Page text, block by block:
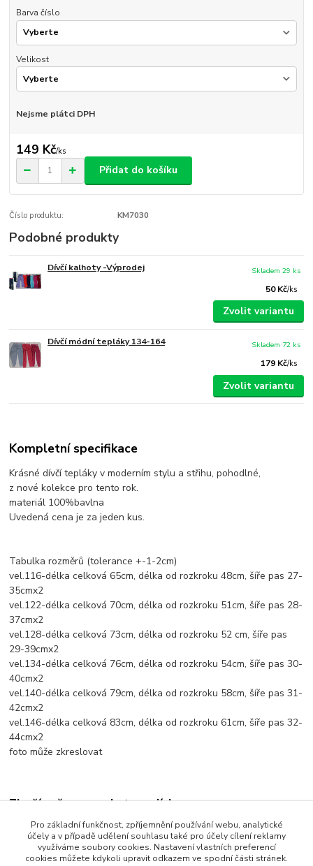
Barva číslo
Velikost
Nejsme plátci DPH
149 Kč/ks
Přidat do košíku
Číslo produktu: KM7030
Podobné produkty
Dívčí kalhoty -Výprodej
50 Kč/ks
Skladem 29 ks
Zvolit variantu
Dívčí módní tepláky 134-164
179 Kč/ks
Skladem 72 ks
Zvolit variantu
Kompletní specifikace
Krásné dívčí tepláky v moderním stylu a střihu, pohodlné,
z nové kolekce pro tento rok.
materiál 100%bavlna
Uvedená cena je za jeden kus.
Tabulka rozměrů (tolerance +-1-2cm)
vel.116-délka celková 65cm, délka od rozkroku 48cm, šíře pas 27-
35cmx2
vel.122-délka celková 70cm, délka od rozkroku 51cm, šíře pas 28-
37cmx2
vel.128-délka celková 73cm, délka od rozkroku 52 cm, šíře pas
29-39cmx2
vel.134-délka celková 76cm, délka od rozkroku 54cm, šíře pas 30-
40cmx2
vel.140-délka celková 79cm, délka od rozkroku 58cm, šíře pas 31-
42cmx2
vel.146-délka celková 83cm, délka od rozkroku 61cm, šíře pas 32-
44cmx2
foto může zkreslovat
Zboží zařazeno v kategoriích
Dětské oblečení
Dětské kalhoty
Pro základní funkčnost, zpříjemnění používání webu, analytické
účely a v případě udělení souhlasu také pro účely cílení reklamy
využíváme soubory cookies. Nastavení vlastních preferencí
cookies můžete kdykoli upravit odkazem ve spodní části stránek.